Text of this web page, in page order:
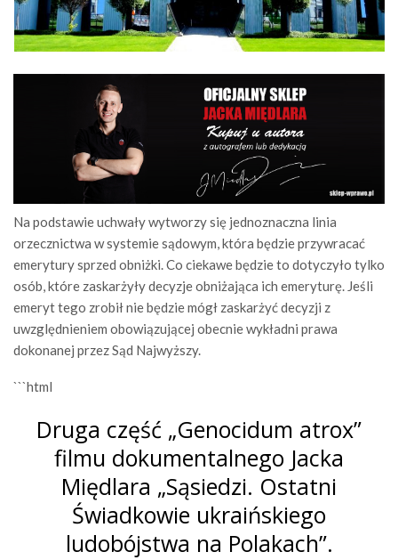
Na podstawie uchwały wytworzy się jednoznaczna linia
orzecznictwa w systemie sądowym, która będzie przywracać
emerytury sprzed obniżki. Co ciekawe będzie to dotyczyło tylko
osób, które zaskarżyły decyzje obniżająca ich emeryturę. Jeśli
emeryt tego zrobił nie będzie mógł zaskarżyć decyzji z
uwzględnieniem obowiązującej obecnie wykładni prawa
dokonanej przez Sąd Najwyższy.
```html
Druga część „Genocidum atrox”
filmu dokumentalnego Jacka
Międlara „Sąsiedzi. Ostatni
Świadkowie ukraińskiego
ludobójstwa na Polakach”.